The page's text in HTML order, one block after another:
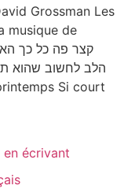
Grossman Les
musique de
הלב לחשוב שהוא
en écrivant